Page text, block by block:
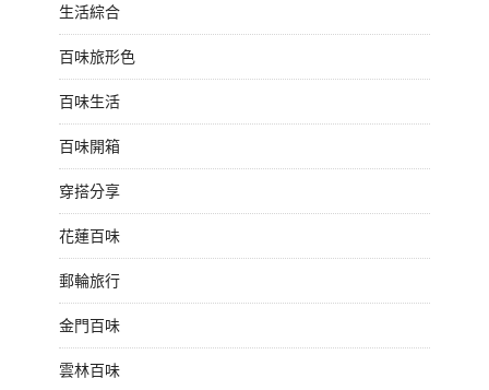
生活綜合
百味旅形色
百味生活
百味開箱
穿搭分享
花蓮百味
郵輪旅行
金門百味
雲林百味